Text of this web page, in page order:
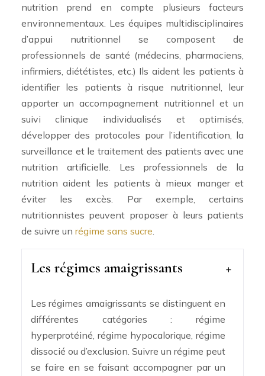
nutrition prend en compte plusieurs facteurs
environnementaux. Les équipes multidisciplinaires
d’appui nutritionnel se composent de
professionnels de santé (médecins, pharmaciens,
infirmiers, diététistes, etc.) Ils aident les patients à
identifier les patients à risque nutritionnel, leur
apporter un accompagnement nutritionnel et un
suivi clinique individualisés et optimisés,
développer des protocoles pour l’identification, la
surveillance et le traitement des patients avec une
nutrition artificielle. Les professionnels de la
nutrition aident les patients à mieux manger et
éviter les excès. Par exemple, certains
nutritionnistes peuvent proposer à leurs patients
de suivre un régime sans sucre
Les régimes amaigrissants
Les régimes amaigrissants se distinguent en
différentes catégories : régime
hyperprotéiné, régime hypocalorique, régime
dissocié ou d’exclusion. Suivre un régime peut
se faire en se faisant accompagner par un